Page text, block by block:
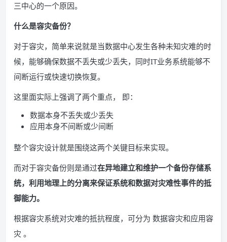
三中心的一个原因。
什么是容灾备份？
对于容灾，简单来说就是当数据中心发生各种未知灾难的时
候，能够确保数据不丢失或少丢失，同时IT业务系统能够不
间断运行或快速切换恢复。
这里面实际上强调了两个重点， 即：
数据本身不丢失或少丢失
应用本身不间断或少间断
整个容灾设计就是围绕这两个关键目标来实现。
而对于容灾备份则是通过在异地建立和维护一个备份存储系
统，利用地理上的分离来保证系统和数据对灾难性事件的抵
御能力。
根据容灾系统对灾难的抵抗程度，可分为 数据容灾和应用容
灾 。